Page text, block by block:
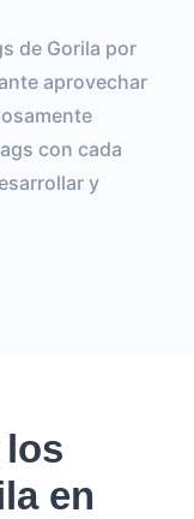
de Gorila por
aprovechar
con cada
y
los
en